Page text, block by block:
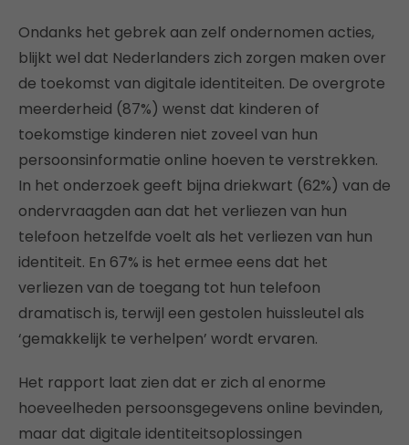
Ondanks het gebrek aan zelf ondernomen acties,
blijkt wel dat Nederlanders zich zorgen maken over
de toekomst van digitale identiteiten. De overgrote
meerderheid (87%) wenst dat kinderen of
toekomstige kinderen niet zoveel van hun
persoonsinformatie online hoeven te verstrekken.
In het onderzoek geeft bijna driekwart (62%) van de
ondervraagden aan dat het verliezen van hun
telefoon hetzelfde voelt als het verliezen van hun
identiteit. En 67% is het ermee eens dat het
verliezen van de toegang tot hun telefoon
dramatisch is, terwijl een gestolen huissleutel als
‘gemakkelijk te verhelpen’ wordt ervaren.
Het rapport laat zien dat er zich al enorme
hoeveelheden persoonsgegevens online bevinden,
maar dat digitale identiteitsoplossingen